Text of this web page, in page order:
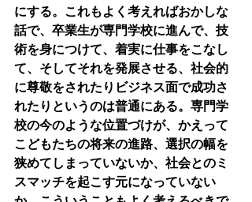
にする。これもよく考えればおかしな
話で、卒業生が専門学校に進んで、技
術を身につけて、着実に仕事をこなし
て、そしてそれを発展させる、社会的
に尊敬をされたりビジネス面で成功さ
れたりというのは普通にある。専門学
校の今のような位置づけが、かえって
こどもたちの将来の進路、選択の幅を
狭めてしまっていないか、社会とのミ
スマッチを起こす元になっていない